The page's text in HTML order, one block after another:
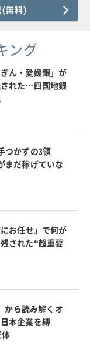
(無料)
ング
ん・愛媛銀」が
れた…四国地銀
つかずの3領
まだ稼げていな
お任せ」で何が
された“超重要
から読み解くオ
本企業を縛